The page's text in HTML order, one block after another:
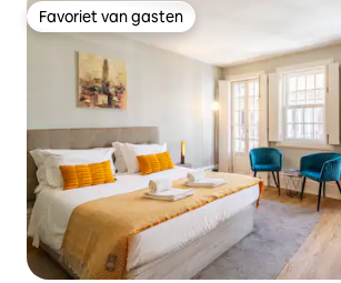
Favoriet van gasten
Favoriet van gasten